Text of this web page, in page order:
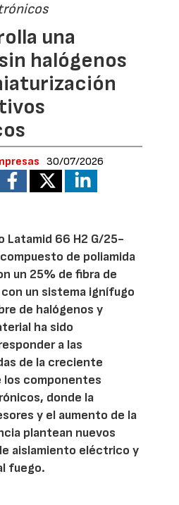
una
halógenos
30/07/2026
Latamid 66 H2 G/25-
de poliamida
un 25% de fibra de
un sistema ignífugo
de halógenos y
ha sido
a las
de la creciente
los componentes
donde la
y el aumento de la
plantean nuevos
aislamiento eléctrico y
fuego.